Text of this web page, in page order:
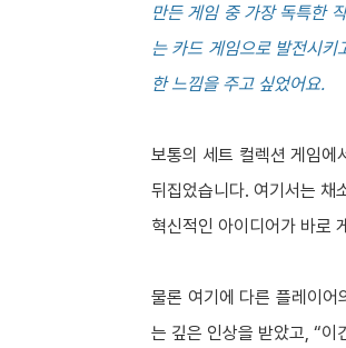
만든 게임 중 가장 독특한
는 카드 게임으로 발전시키
한 느낌을 주고 싶었어요.
보통의 세트 컬렉션 게임에
뒤집었습니다. 여기서는 채
혁신적인 아이디어가 바로
물론 여기에 다른 플레이어
는 깊은 인상을 받았고, “이